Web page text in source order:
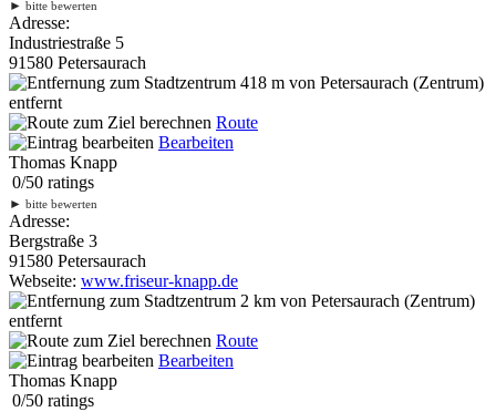
► bitte bewerten
Adresse:
Industriestraße 5
91580 Petersaurach
418 m von Petersaurach (Zentrum)
entfernt
Route
Bearbeiten
Thomas Knapp
0/50 ratings
► bitte bewerten
Adresse:
Bergstraße 3
91580 Petersaurach
Webseite: www.friseur-knapp.de
2 km von Petersaurach (Zentrum)
entfernt
Route
Bearbeiten
Thomas Knapp
0/50 ratings